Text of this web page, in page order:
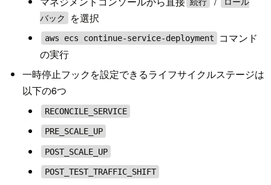
バック
を選択
aws ecs continue-service-deployment
コマンド
の実行
一時停止フックを設定できるライフサイクルステージは
以下の6つ
RECONCILE_SERVICE
PRE_SCALE_UP
POST_SCALE_UP
POST_TEST_TRAFFIC_SHIFT